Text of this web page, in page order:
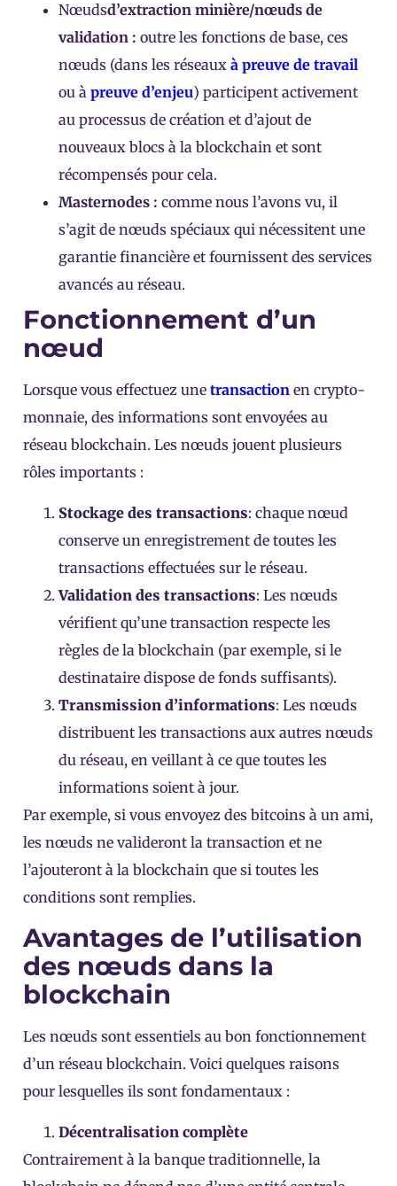
Nœudsd’extraction minière/nœuds de
validation : outre les fonctions de base, ces
nœuds (dans les réseaux à preuve de travail
ou à preuve d’enjeu) participent activement
au processus de création et d’ajout de
nouveaux blocs à la blockchain et sont
récompensés pour cela.
Masternodes : comme nous l’avons vu, il
s’agit de nœuds spéciaux qui nécessitent une
garantie financière et fournissent des services
avancés au réseau.
Fonctionnement d’un
nœud
Lorsque vous effectuez une transaction en crypto-
monnaie, des informations sont envoyées au
réseau blockchain. Les nœuds jouent plusieurs
rôles importants :
Stockage des transactions: chaque nœud
conserve un enregistrement de toutes les
transactions effectuées sur le réseau.
Validation des transactions: Les nœuds
vérifient qu’une transaction respecte les
règles de la blockchain (par exemple, si le
destinataire dispose de fonds suffisants).
Transmission d’informations: Les nœuds
distribuent les transactions aux autres nœuds
du réseau, en veillant à ce que toutes les
informations soient à jour.
Par exemple, si vous envoyez des bitcoins à un ami,
les nœuds ne valideront la transaction et ne
l’ajouteront à la blockchain que si toutes les
conditions sont remplies.
Avantages de l’utilisation
des nœuds dans la
blockchain
Les nœuds sont essentiels au bon fonctionnement
d’un réseau blockchain. Voici quelques raisons
pour lesquelles ils sont fondamentaux :
Décentralisation complète
Contrairement à la banque traditionnelle, la